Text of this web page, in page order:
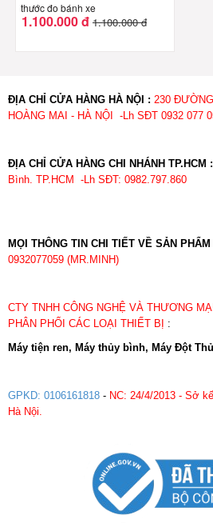
thước đo bánh xe
1.100.000 đ 1.100.000 đ
ĐỊA CHỈ CỬA HÀNG HÀ NỘI : 230
HOÀNG MAI - HÀ NỘI -Lh SĐT 0932 077
ĐỊA CHỈ CỬA HÀNG CHI NHÁNH TP.HCM :
Bình. TP.HCM -Lh
MỌI THÔNG TIN CHI TIẾT VỀ SẢN
0932077059 (MR.MINH)
CTY TNHH CÔNG NGHỆ VÀ THƯƠNG
PHÂN PHỐI CÁC LOẠI THIẾT BỊ
:
Máy tiện ren, Máy thủy bình, Máy Đột
GPKD: 0106161818 - NC: 24/4/2013 - Sở
Hà Nội.